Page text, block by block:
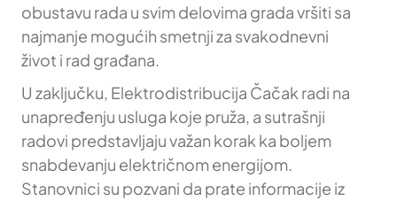
obustavu rada u svim delovima grada vršiti sa
najmanje mogućih smetnji za svakodnevni
život i rad građana.
U zaključku, Elektrodistribucija Čačak radi na
unapređenju usluga koje pruža, a sutrašnji
radovi predstavljaju važan korak ka boljem
snabdevanju električnom energijom.
Stanovnici su pozvani da prate informacije iz